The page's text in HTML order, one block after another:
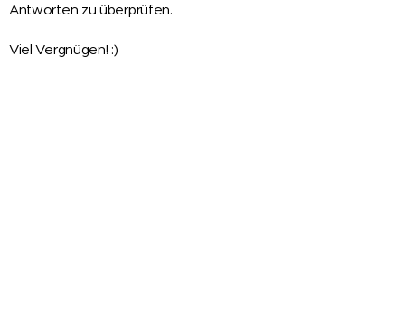
Antworten zu überprüfen.
Viel Vergnügen! :)